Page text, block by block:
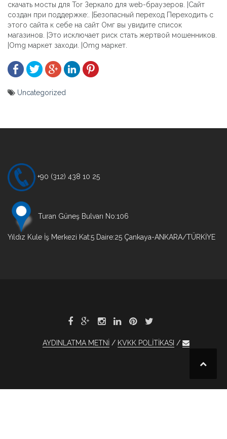
скачать мосты для Tor Зеркало для web-браузеров. |Сайт
создан при поддержке:. |Безопасный переход Переходить с
этого сайта к себе на сайт Омг вы увидите список
магазинов. |Это исключает риск стать жертвой мошенников.
|Omg маркет заходи. |Omg маркет.
Uncategorized
+90 (312) 438 10 25
Turan Güneş Bulvarı No:106
Yıldız Kule İş Merkezi Kat:5 Daire:25 Çankaya-ANKARA/TÜRKİYE
AYDINLATMA METNİ KVKK POLİTİKASI